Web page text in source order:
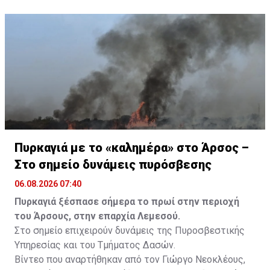
Πυρκαγιά με το «καλημέρα» στο Άρσος –
Στο σημείο δυνάμεις πυρόσβεσης
06.08.2026 07:40
Πυρκαγιά ξέσπασε σήμερα το πρωί στην περιοχή
του Άρσους, στην επαρχία Λεμεσού.
Στο σημείο επιχειρούν δυνάμεις της Πυροσβεστικής
Υπηρεσίας και του Τμήματος Δασών.
Βίντεο που αναρτήθηκαν από τον Γιώργο Νεοκλέους,